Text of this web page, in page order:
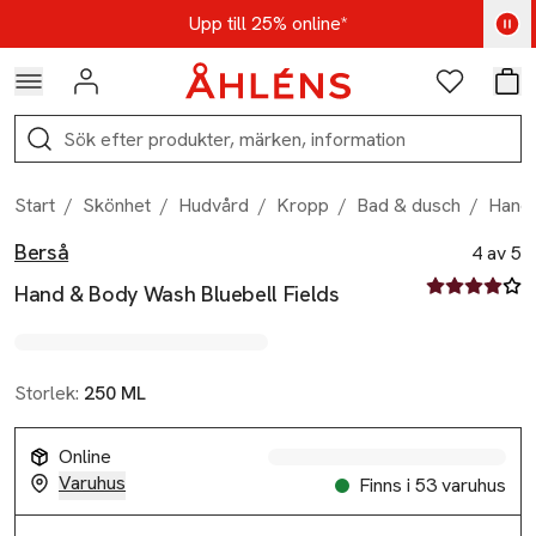
Hoppa till navigationsmenynUpp till 25% online*
Kod: AUG25 - Shoppa nu
Logga in Favoriter
Sök
Start / Skönhet / Hudvård / Kropp / Bad & dusch /
Produktbilder
Hoppa över bildspelet
Berså
Hand & Body Wash Bluebell Fields
4 av 5
4 av fem
Storlek: 250 ML
Online
Varuhus
Finns i 53 varuhus
Produktinformation